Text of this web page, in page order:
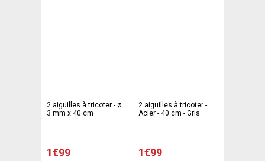
2 aiguilles à tricoter - ø
3 mm x 40 cm
1€99
2 aiguilles à tricoter -
Acier - 40 cm - Gris
1€99